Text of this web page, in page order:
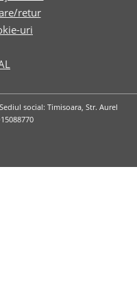
retur
uri
social: Timisoara, Str. Aurel